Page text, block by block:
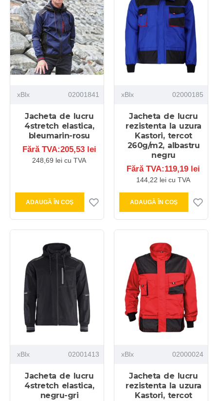
xBlx 02001841
Jacheta de lucru
4stretch elastica,
bleumarin-rosu
Fără TVA:205,53 lei
248,69 lei cu TVA
ADAUGĂ ÎN COŞ
xBlx 02000185
Jacheta de lucru
rezistenta la uzura
Kastori, tercot
260g/m2, albastru
negru
Fără TVA:119,19 lei
144,22 lei cu TVA
ADAUGĂ ÎN COŞ
xBlx 02001413
Jacheta de lucru
4stretch elastica,
negru-gri
xBlx 02000024
Jacheta de lucru
rezistenta la uzura
Kastori, tercot